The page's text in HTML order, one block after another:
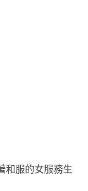
和服的女服務生